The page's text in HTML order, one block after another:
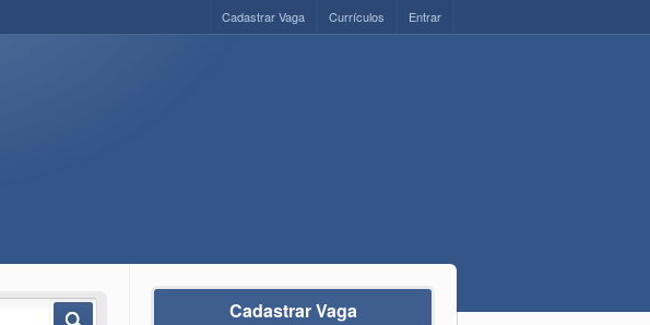
Entrar
Currículos
Cadastrar Vaga
Cadastrar Vaga